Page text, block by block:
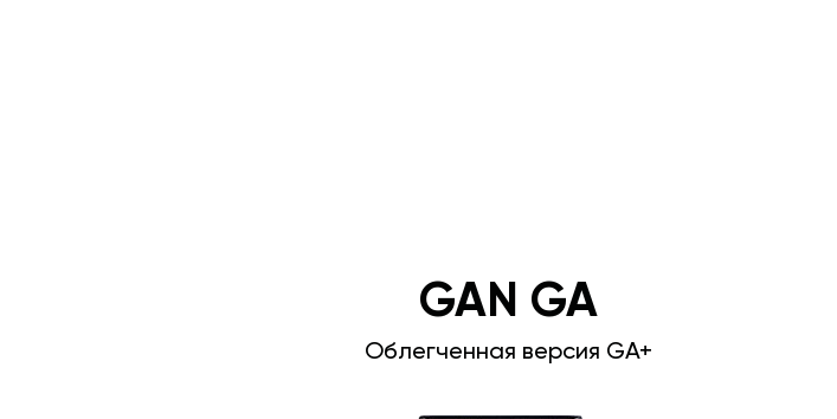
GAN GA
Облегченная версия GA+